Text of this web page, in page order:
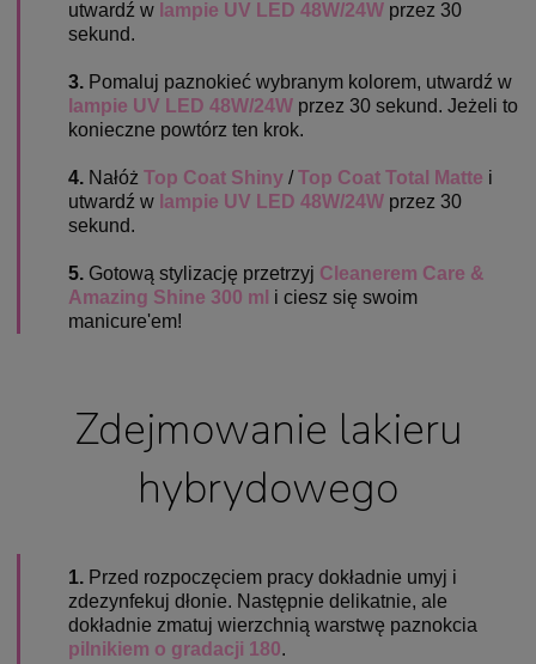
utwardź w lampie UV LED 48W/24W przez 30
sekund.
3. Pomaluj paznokieć wybranym kolorem, utwardź w
lampie UV LED 48W/24W przez 30 sekund. Jeżeli to
konieczne powtórz ten krok.
4. Nałóż Top Coat Shiny /Top Coat Total Matte i
utwardź w lampie UV LED 48W/24W przez 30
sekund.
5. Gotową stylizację przetrzyj Cleanerem Care &
Amazing Shine 300 ml i ciesz się swoim
manicure'em!
Zdejmowanie lakieru
hybrydowego
1. Przed rozpoczęciem pracy dokładnie umyj i
zdezynfekuj dłonie. Następnie delikatnie, ale
dokładnie zmatuj wierzchnią warstwę paznokcia
pilnikiem o gradacji 180.